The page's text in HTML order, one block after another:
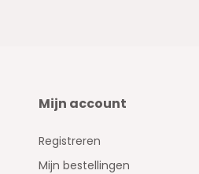
Mijn account
Registreren
Mijn bestellingen